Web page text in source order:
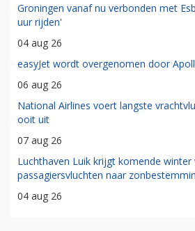
Groningen vanaf nu verbonden met
uur rijden'
04 aug 26
easyJet wordt overgenomen door
06 aug 26
National Airlines voert langste
ooit uit
07 aug 26
Luchthaven Luik krijgt komende winter
passagiersvluchten naar
04 aug 26